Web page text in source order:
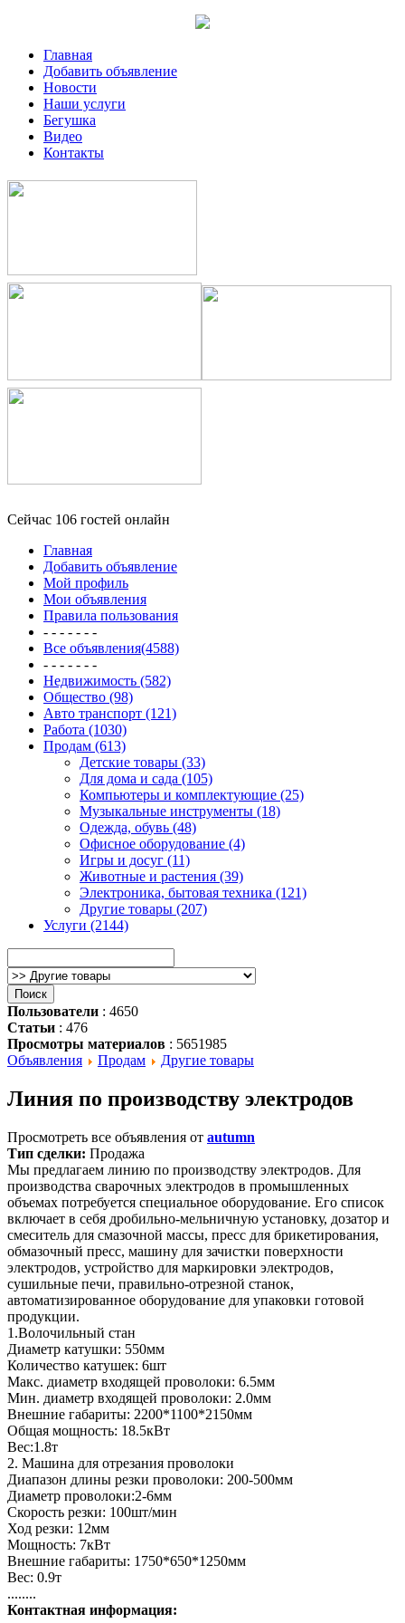
Главная
Добавить объявление
Новости
Наши услуги
Бегушка
Видео
Контакты
Сейчас 106 гостей онлайн
Главная
Добавить объявление
Мой профиль
Мои объявления
Правила пользования
- - - - - - -
Все объявления(4588)
- - - - - - -
Недвижимость (582)
Общество (98)
Авто транспорт (121)
Работа (1030)
Продам (613)
Детские товары (33)
Для дома и сада (105)
Компьютеры и комплектующие (25)
Музыкальные инструменты (18)
Одежда, обувь (48)
Офисное оборудование (4)
Игры и досуг (11)
Животные и растения (39)
Электроника, бытовая техника (121)
Другие товары (207)
Услуги (2144)
Пользователи : 4650
Статьи : 476
Просмотры материалов : 5651985
Объявления
Продам Другие товары
Линия по производству электродов
Просмотреть все объявления от autumn
Тип сделки: Продажа
Мы предлагаем линию по производству электродов. Для
производства сварочных электродов в промышленных
объемах потребуется специальное оборудование. Его список
включает в себя дробильно-мельничную установку, дозатор и
смеситель для смазочной массы, пресс для брикетирования,
обмазочный пресс, машину для зачистки поверхности
электродов, устройство для маркировки электродов,
сушильные печи, правильно-отрезной станок,
автоматизированное оборудование для упаковки готовой
продукции.
1.Волочильный стан
Диаметр катушки: 550мм
Количество катушек: 6шт
Макс. диаметр входящей проволоки: 6.5мм
Мин. диаметр входящей проволоки: 2.0мм
Внешние габариты: 2200*1100*2150мм
Общая мощность: 18.5кВт
Вес:1.8т
2. Машина для отрезания проволоки
Диапазон длины резки проволоки: 200-500мм
Диаметр проволоки:2-6мм
Скорость резки: 100шт/мин
Ход резки: 12мм
Мощность: 7кВт
Внешние габариты: 1750*650*1250мм
Вес: 0.9т
........
Контактная информация: